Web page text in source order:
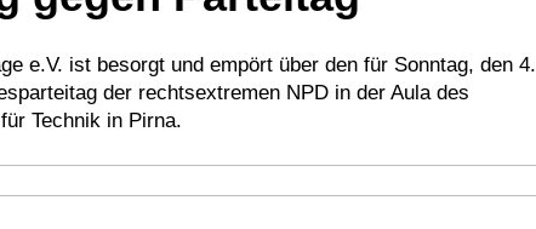
e.V. ist besorgt und empört über den für Sonntag, den 4.
der rechtsextremen NPD in der Aula des
Technik in Pirna.